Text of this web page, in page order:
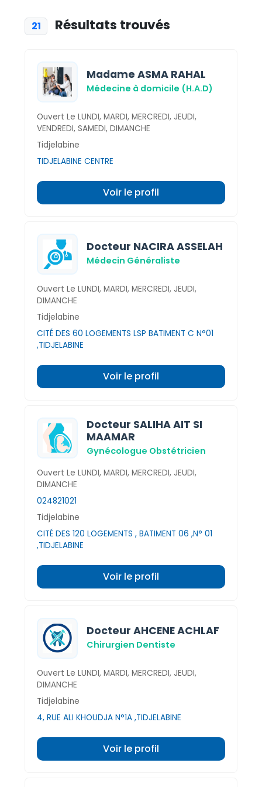
21 Résultats trouvés
Madame ASMA RAHAL
Médecine à domicile (H.A.D)
Ouvert Le LUNDI, MARDI, MERCREDI, JEUDI,
VENDREDI, SAMEDI, DIMANCHE
Tidjelabine
TIDJELABINE CENTRE
Voir le profil
Docteur NACIRA ASSELAH
Médecin Généraliste
Ouvert Le LUNDI, MARDI, MERCREDI, JEUDI,
DIMANCHE
Tidjelabine
CITÉ DES 60 LOGEMENTS LSP BATIMENT C N°01
,TIDJELABINE
Voir le profil
Docteur SALIHA AIT SI
MAAMAR
Gynécologue Obstétricien
Ouvert Le LUNDI, MARDI, MERCREDI, JEUDI,
DIMANCHE
024821021
Tidjelabine
CITÉ DES 120 LOGEMENTS , BATIMENT 06 ,N° 01
,TIDJELABINE
Voir le profil
Docteur AHCENE ACHLAF
Chirurgien Dentiste
Ouvert Le LUNDI, MARDI, MERCREDI, JEUDI,
DIMANCHE
Tidjelabine
4, RUE ALI KHOUDJA N°1A ,TIDJELABINE
Voir le profil